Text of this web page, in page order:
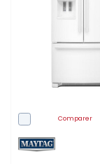
Comparer